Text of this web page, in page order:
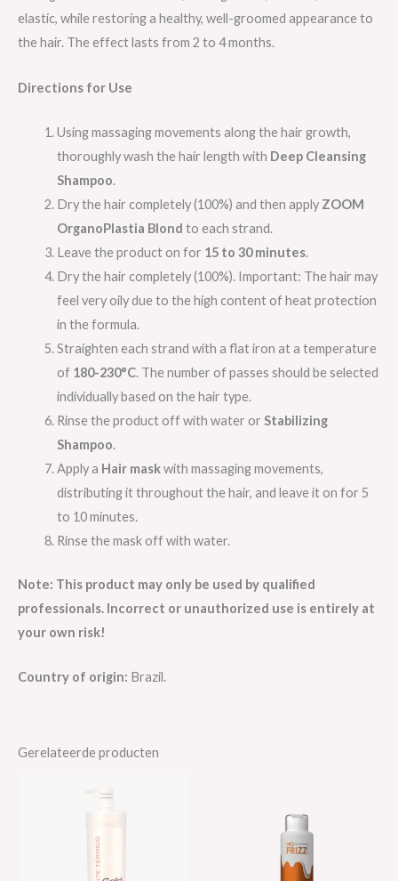
elastic, while restoring a healthy, well-groomed appearance to
the hair. The effect lasts from 2 to 4 months.
Directions for Use
Using massaging movements along the hair growth,
thoroughly wash the hair length with Deep Cleansing
Shampoo.
Dry the hair completely (100%) and then apply ZOOM
OrganoPlastia Blond to each strand.
Leave the product on for 15 to 30 minutes.
Dry the hair completely (100%). Important: The hair may
feel very oily due to the high content of heat protection
in the formula.
Straighten each strand with a flat iron at a temperature
of 180-230°C. The number of passes should be selected
individually based on the hair type.
Rinse the product off with water or Stabilizing
Shampoo.
Apply a Hair maskwith massaging movements,
distributing it throughout the hair, and leave it on for 5
to 10 minutes.
Rinse the mask off with water.
Note: This product may only be used by qualified
professionals. Incorrect or unauthorized use is entirely at
your own risk!
Country of origin: Brazil.
Gerelateerde producten